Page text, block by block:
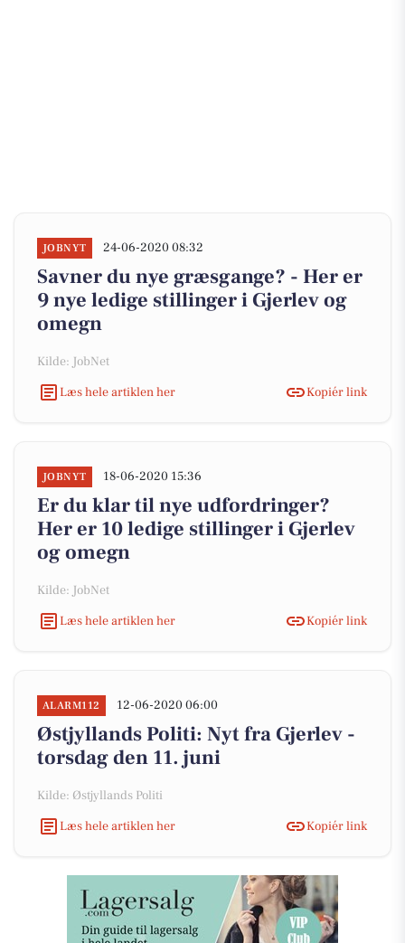
JOBNYT 24-06-2020 08:32
Savner du nye græsgange? - Her er
9 nye ledige stillinger i Gjerlev og
omegn
Kilde: JobNet
Læs hele artiklen her
Kopiér link
JOBNYT 18-06-2020 15:36
Er du klar til nye udfordringer?
Her er 10 ledige stillinger i Gjerlev
og omegn
Kilde: JobNet
Læs hele artiklen her
Kopiér link
ALARM112 12-06-2020 06:00
Østjyllands Politi: Nyt fra Gjerlev -
torsdag den 11. juni
Kilde: Østjyllands Politi
Læs hele artiklen her
Kopiér link